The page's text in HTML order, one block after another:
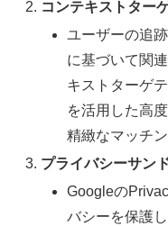
コンテキストター
ユーザーの追
に基づいて関
キストターゲ
を活用した高
精緻なマッチ
プライバシーサン
Googleの
バシーを保護